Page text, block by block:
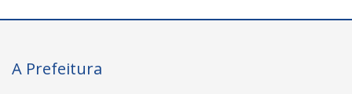
A Prefeitura